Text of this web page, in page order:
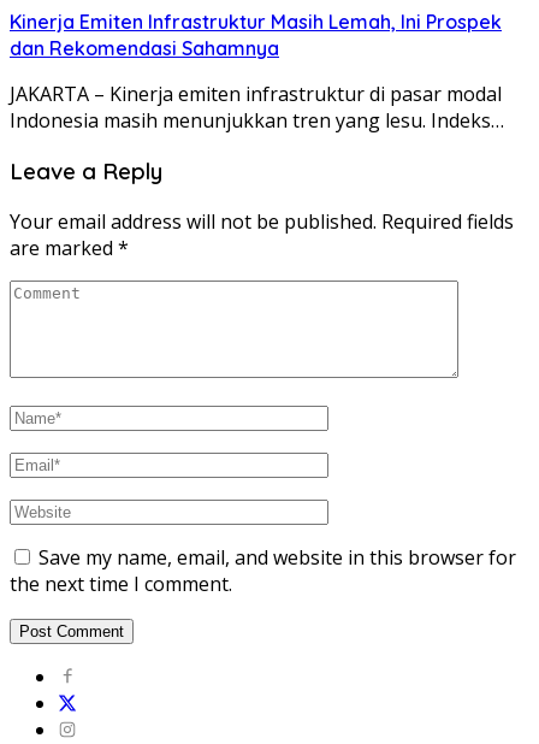
Kinerja Emiten Infrastruktur Masih Lemah, Ini Prospek
dan Rekomendasi Sahamnya
JAKARTA – Kinerja emiten infrastruktur di pasar modal
Indonesia masih menunjukkan tren yang lesu. Indeks…
Leave a Reply
Your email address will not be published. Required fields
are marked *
Save my name, email, and website in this browser for
the next time I comment.